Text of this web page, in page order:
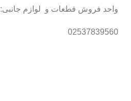
واحد فروش قطعات و لوازم جانبی:
02537839560